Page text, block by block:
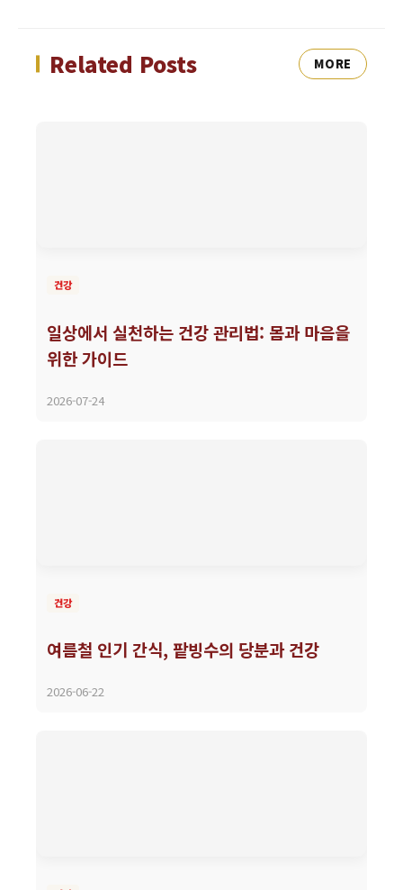
Related Posts MORE
건강
일상에서 실천하는 건강 관리법: 몸과 마음을
위한 가이드
2026-07-24
건강
여름철 인기 간식, 팥빙수의 당분과 건강
2026-06-22